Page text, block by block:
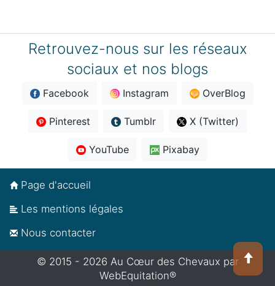
Retrouvez-nous sur les réseaux
sociaux et nos blogs
Facebook Instagram OverBlog
Pinterest Tumblr X (Twitter)
YouTube Pixabay
Page d'accueil
Les mentions légales
Nous contacter
© 2015 - 2026 Au Cœur des Chevaux par
WebEquitation®